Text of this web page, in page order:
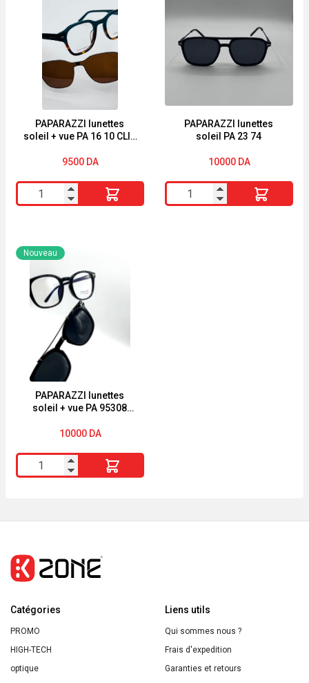
Polarized
Protection
PAPARAZZI lunettes
soleil + vue PA 16 10 CLIP
9500 DA
quantité
de
lunettes
soleil
vue
CLIP
PAPARAZZI lunettes
soleil PA 23 74
10000 DA
quantité
de
PAPARAZZI lunettes
soleil + vue PA 95308
Nouveau
10000 DA
quantité
de
+
vue
95308
CLIP
1
Catégories
PROMO
HIGH-TECH
optique
Liens utils
Qui sommes nous ?
Frais d'expedition
Garanties et retours